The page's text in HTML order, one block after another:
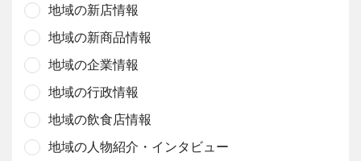
地域の新店情報
地域の新商品情報
地域の企業情報
地域の行政情報
地域の飲食店情報
地域の人物紹介・インタビュー